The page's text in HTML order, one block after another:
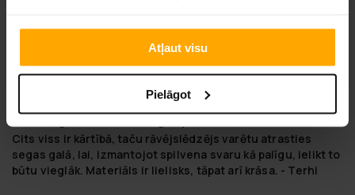
Atļaut visu
Pielāgot
11.08.2023
terhi m.
Cits viss ir kārtībā, taču rāvējslēdzējs varētu atrasties
segas galā, lai, izmantojot spilvena svaru kā palīgu, ielikt to
būtu vieglāk. Materiāls ir lielisks, tāpat arī krāsa. - Terhi